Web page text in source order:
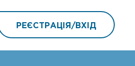
РЕЄСТРАЦІЯ/ВХIД